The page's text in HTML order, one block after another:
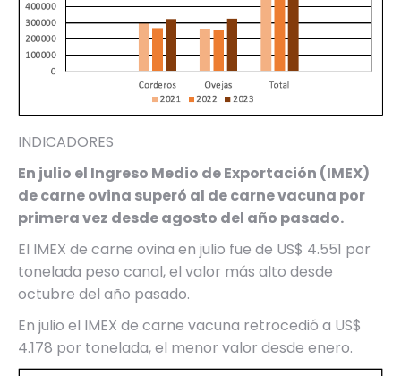
INDICADORES
En julio el Ingreso Medio de Exportación (IMEX)
de carne ovina superó al de carne vacuna por
primera vez desde agosto del año pasado.
El IMEX de carne ovina en julio fue de US$ 4.551 por
tonelada peso canal, el valor más alto desde
octubre del año pasado.
En julio el IMEX de carne vacuna retrocedió a US$
4.178 por tonelada, el menor valor desde enero.